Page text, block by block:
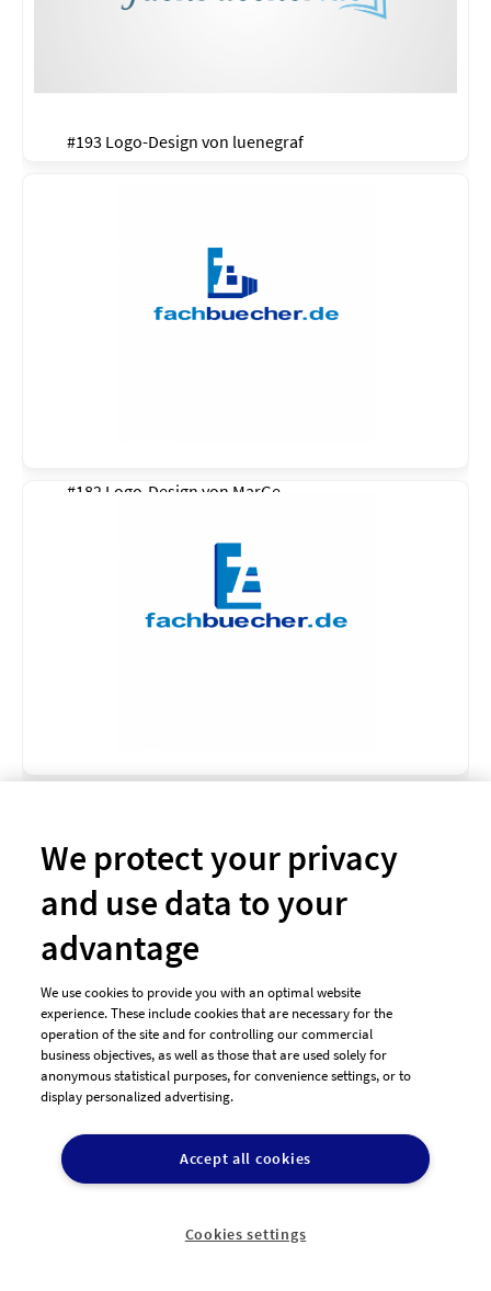
#193 Logo-Design von luenegraf
#182 Logo-Design von MarGe
#170 Logo-Design vonMarGe
We protect your privacy
and use data to your
advantage
We use cookies to provide you with an optimal website
experience. These include cookies that are necessary for the
operation of the site and for controlling our commercial
business objectives, as well as those that are used solely for
anonymous statistical purposes, for convenience settings, or to
display personalized advertising.
Accept all cookies
Cookies settings